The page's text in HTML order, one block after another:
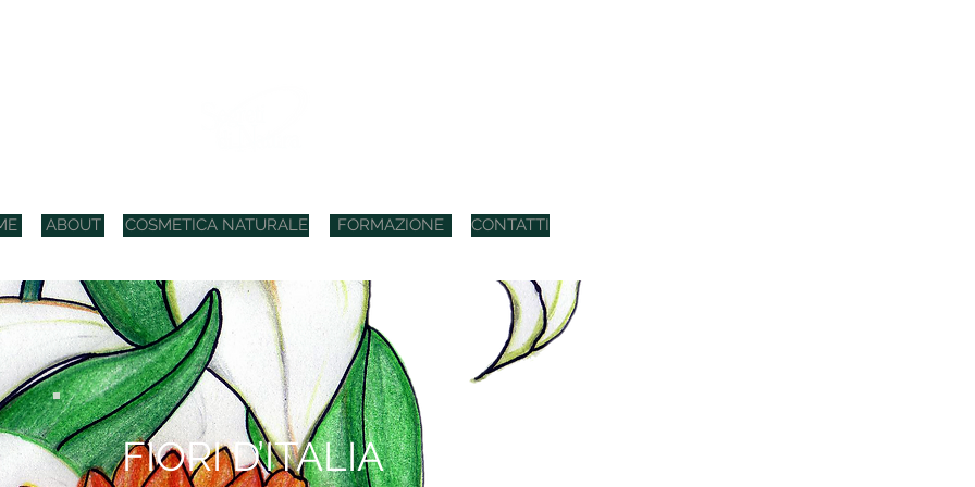
ABOUT COSMETICA NATURALE FORMAZIONE CONTATTI
FIORI D’ITALIA